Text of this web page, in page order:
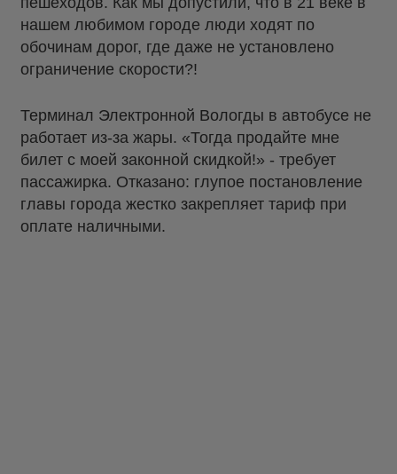
нашем любимом городе люди ходят по
обочинам дорог, где даже не установлено
ограничение скорости?!
Терминал Электронной Вологды в автобусе не
работает из-за жары. «Тогда продайте мне
билет с моей законной скидкой!» - требует
пассажирка. Отказано: глупое постановление
главы города жестко закрепляет тариф при
оплате наличными.